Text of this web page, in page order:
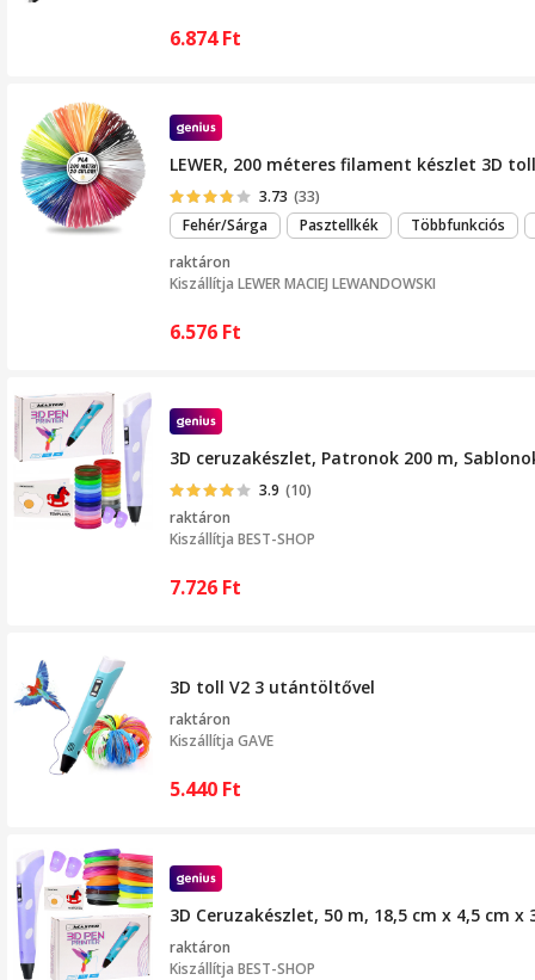
6.874Ft
LEWER, 200 méteres filament készlet 3D
3.73 (33)
Fehér/Sárga
Pasztellkék
Többfunkciós
raktáron
Kiszállítja LEWER MACIEJ LEWANDOWSKI
6.576 Ft
3D ceruzakészlet, Patronok 200 m,
3.9 (10)
raktáron
Kiszállítja BEST-SHOP
7.726 Ft
3D toll V2 3 utántöltővel
raktáron
Kiszállítja GAVE
5.440 Ft
3D Ceruzakészlet, 50 m, 18,5 cm x 4,5 cm x
raktáron
Kiszállítja BEST-SHOP